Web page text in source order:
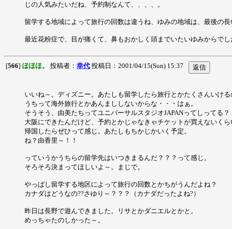
じの人気みたいだね、予約制なんて、、、、。
留学する地域によって旅行の回数は違うね、ゆみの地域は、最後の
最近花粉症で、目が痛くて、鼻もおかしく頭までいたいゆみからでし
[566] ほほほ。 投稿者： 幸代 投稿日：2001/04/15(Sun) 15:37
いいね～。ディズニー。あたしも留学したら旅行とかたくさんいけ
うちって海外旅行とかあんまししないからな・・・はぁ。
そうそう、由美たちってユニバーサルスタジオJAPANってしってる？
大阪にできたんだけど、予約とかじゃなきゃチケットが買えないくら
帰国したらぜひって感じ。あたしもちかじかいく予定。
ね？由香里～！！
っていうかうちらの留学先はいつきまるんだ？？？って感じ。
そろそろ決まってほしいよ～。まじで。
やっぱし留学する地区によって旅行の回数とかちがうんだよね？
カナダはどうなの??さゆり～？？？（カナダだったよね?）
昨日は長野で遊んできました。リサとかダニエルとかと。
めっちゃたのしかった～。